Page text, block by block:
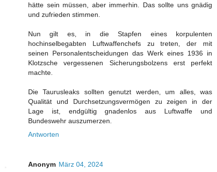
hätte sein müssen, aber immerhin. Das sollte uns gnädig
und zufrieden stimmen.
Nun gilt es, in die Stapfen eines korpulenten
hochinselbegabten Luftwaffenchefs zu treten, der mit
seinen Personalentscheidungen das Werk eines 1936 in
Klotzsche vergessenen Sicherungsbolzens erst perfekt
machte.
Die Taurusleaks sollten genutzt werden, um alles, was
Qualität und Durchsetzungsvermögen zu zeigen in der
Lage ist, endgültig gnadenlos aus Luftwaffe und
Bundeswehr auszumerzen.
Antworten
Anonym März 04, 2024